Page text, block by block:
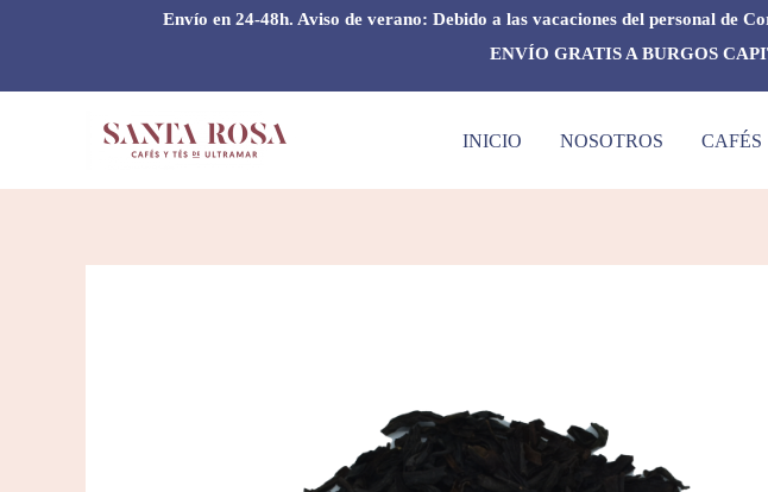
Envío en 24-48h. Aviso de verano: Debido a las vacaciones del personal de
ENVÍO GRATIS A BURGOS
INICIO NOSOTROS CAFÉS